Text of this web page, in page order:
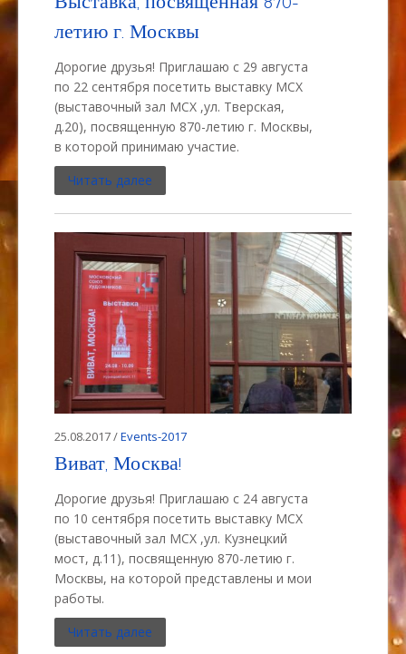
летию г. Москвы
Дорогие друзья! Приглашаю с 29 августа
по 22 сентября посетить выставку МСХ
(выставочный зал МСХ ,ул. Тверская,
д.20), посвященную 870-летию г. Москвы,
в которой принимаю участие.
Читать далее
25.08.2017 /Events-2017
Виват, Москва!
Дорогие друзья! Приглашаю с 24 августа
по 10 сентября посетить выставку МСХ
(выставочный зал МСХ ,ул. Кузнецкий
мост, д.11), посвященную 870-летию г.
Москвы, на которой представлены и мои
работы.
Читать далее